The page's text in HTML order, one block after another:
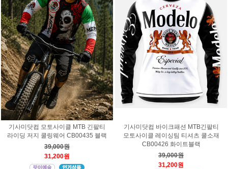
기사미닷컴 모토사이클 MTB 긴팔티
라이딩 저지 쿨링웨어 CB00435 블랙
39,000원
31,200원
기사미닷컴 바이크패션 MTB긴팔티
모토사이클 레이싱팀 티셔츠 쿨소재
CB00426 화이트블랙
39,000원
31,200원